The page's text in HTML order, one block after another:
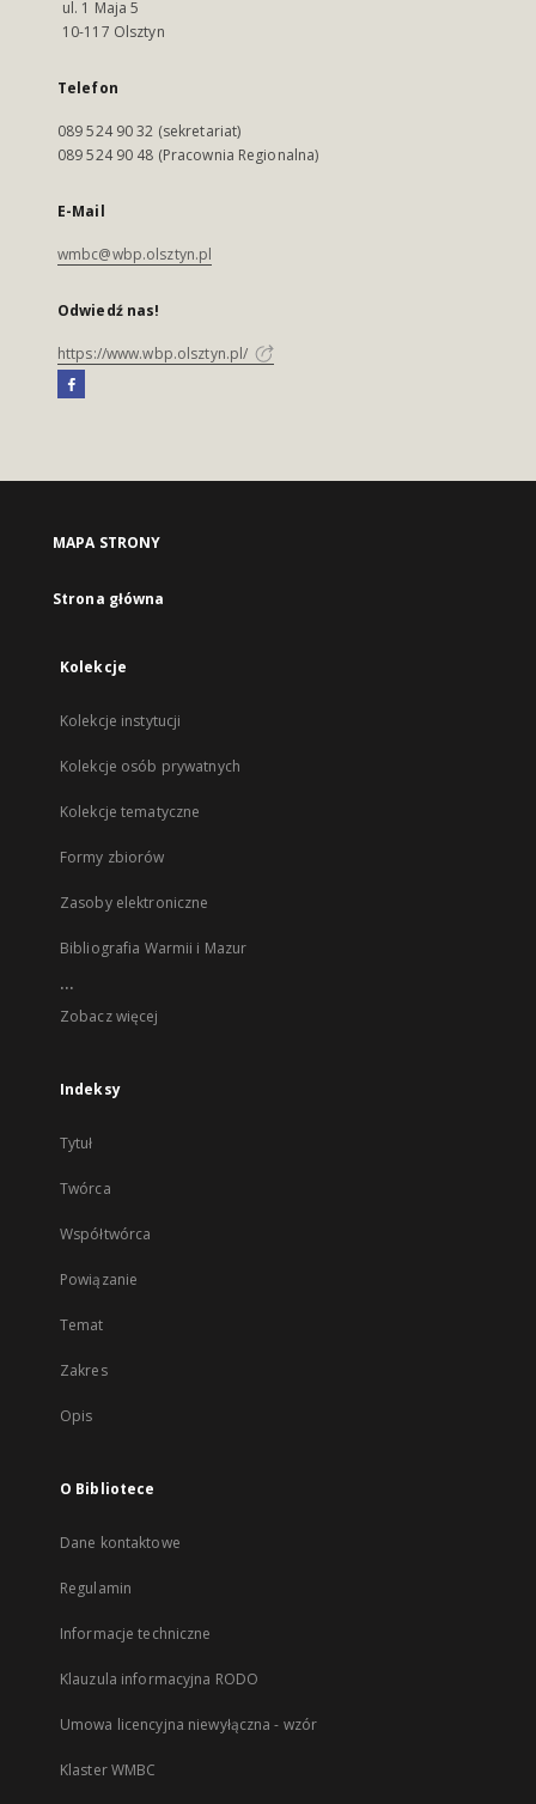
ul. 1 Maja 5
10-117 Olsztyn
Telefon
089 524 90 32 (sekretariat)
089 524 90 48 (Pracownia Regionalna)
E-Mail
wmbc@wbp.olsztyn.pl
Odwiedź nas!
https://www.wbp.olsztyn.pl/
MAPA STRONY
Strona główna
Kolekcje
Kolekcje instytucji
Kolekcje osób prywatnych
Kolekcje tematyczne
Formy zbiorów
Zasoby elektroniczne
Bibliografia Warmii i Mazur
...
Zobacz więcej
Indeksy
Tytuł
Twórca
Współtwórca
Powiązanie
Temat
Zakres
Opis
O Bibliotece
Dane kontaktowe
Regulamin
Informacje techniczne
Klauzula informacyjna RODO
Umowa licencyjna niewyłączna - wzór
Klaster WMBC